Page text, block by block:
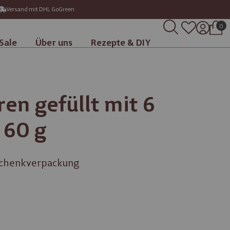
Versand mit DHL GoGreen
Sale Über uns Rezepte & DIY
0
gefüllt mit 6
g